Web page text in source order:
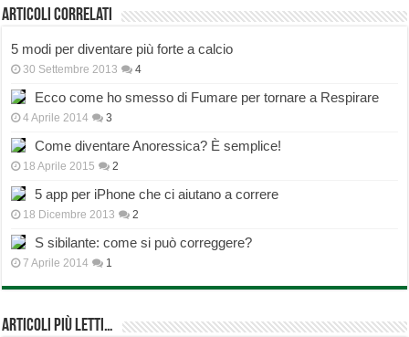
Articoli correlati
5 modi per diventare più forte a calcio
30 Settembre 2013 4
Ecco come ho smesso di Fumare per tornare a Respirare
4 Aprile 2014 3
Come diventare Anoressica? È semplice!
18 Aprile 2015 2
5 app per iPhone che ci aiutano a correre
18 Dicembre 2013 2
S sibilante: come si può correggere?
7 Aprile 2014 1
Articoli più Letti…